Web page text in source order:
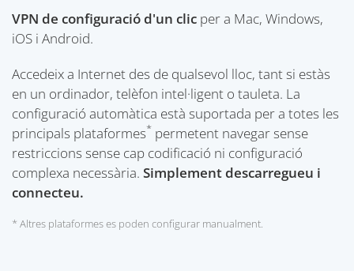
VPN de configuració d'un clic per a Mac, Windows,
iOS i Android.
Accedeix a Internet des de qualsevol lloc, tant si estàs
en un ordinador, telèfon intel·ligent o tauleta. La
configuració automàtica està suportada per a totes les
principals plataformes* permetent navegar sense
restriccions sense cap codificació ni configuració
complexa necessària. Simplement descarregueu i
connecteu.
* Altres plataformes es poden configurar manualment.